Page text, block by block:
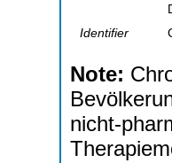
Identifier
Note:
nicht-